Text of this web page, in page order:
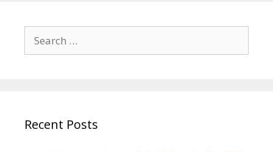
for:
Recent Posts